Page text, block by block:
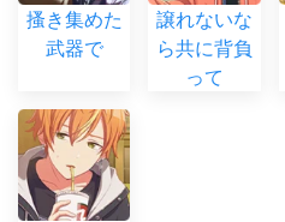
搔き集めた
武器で
譲れないな
ら共に背負
って